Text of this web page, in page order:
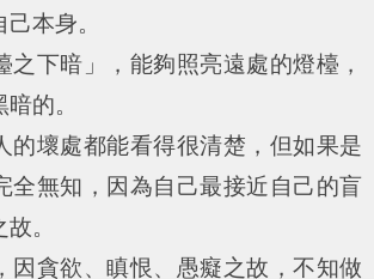
本身。
下暗」，能夠照亮遠處的燈檯，
的。
壞處都能看得很清楚，但如果是
全無知，因為自己最接近自己的盲
。
貪欲、瞋恨、愚癡之故，不知做